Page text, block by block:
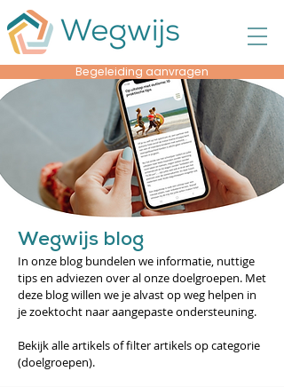
Begeleiding aanvragen
Wegwijs blog
In onze blog bundelen we informatie, nuttige
tips en adviezen over al onze doelgroepen. Met
deze blog willen we je alvast op weg helpen in
je zoektocht naar aangepaste ondersteuning.
Bekijk alle artikels of filter artikels op categorie
(doelgroepen).